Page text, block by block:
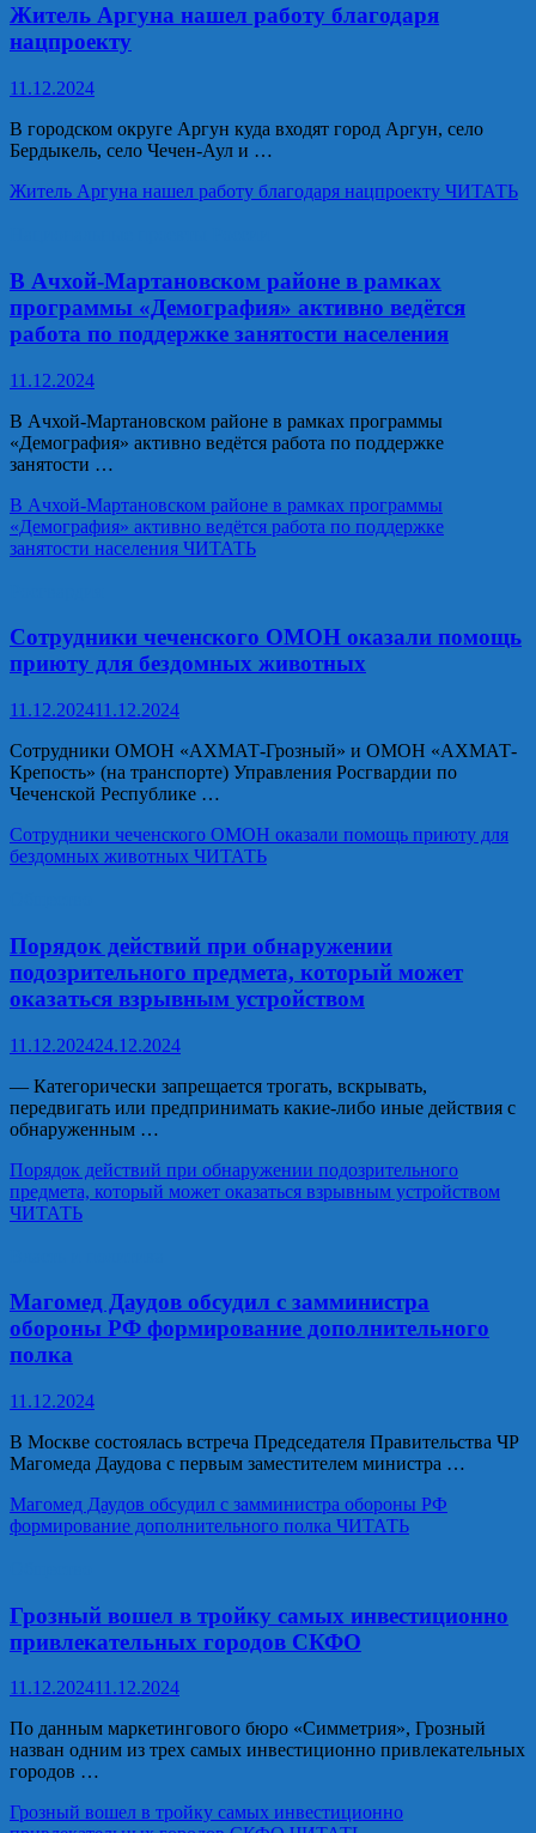
Житель Аргуна нашел работу благодаря
нацпроекту
11.12.2024
В городском округе Аргун куда входят город Аргун, село
Бердыкель, село Чечен-Аул и …
Житель Аргуна нашел работу благодаря нацпроекту ЧИТАТЬ
В Ачхой-Мартановском районе в рамках
программы «Демография» активно ведётся
работа по поддержке занятости населения
11.12.2024
В Ачхой-Мартановском районе в рамках программы
«Демография» активно ведётся работа по поддержке
занятости …
В Ачхой-Мартановском районе в рамках программы
«Демография» активно ведётся работа по поддержке
занятости населения ЧИТАТЬ
Сотрудники чеченского ОМОН оказали помощь
приюту для бездомных животных
11.12.202411.12.2024
Сотрудники ОМОН «АХМАТ-Грозный» и ОМОН «АХМАТ-
Крепость» (на транспорте) Управления Росгвардии по
Чеченской Республике …
Сотрудники чеченского ОМОН оказали помощь приюту для
бездомных животных ЧИТАТЬ
Порядок действий при обнаружении
подозрительного предмета, который может
оказаться взрывным устройством
11.12.202424.12.2024
— Категорически запрещается трогать, вскрывать,
передвигать или предпринимать какие-либо иные действия с
обнаруженным …
Порядок действий при обнаружении подозрительного
предмета, который может оказаться взрывным устройством
ЧИТАТЬ
Магомед Даудов обсудил с замминистра
обороны РФ формирование дополнительного
полка
11.12.2024
В Москве состоялась встреча Председателя Правительства ЧР
Магомеда Даудова с первым заместителем министра …
Магомед Даудов обсудил с замминистра обороны РФ
формирование дополнительного полка ЧИТАТЬ
Грозный вошел в тройку самых инвестиционно
привлекательных городов СКФО
11.12.202411.12.2024
По данным маркетингового бюро «Симметрия», Грозный
назван одним из трех самых инвестиционно привлекательных
городов …
Грозный вошел в тройку самых инвестиционно